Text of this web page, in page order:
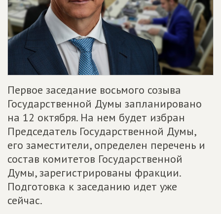
Первое заседание восьмого созыва
Государственной Думы запланировано
на 12 октября. На нем будет избран
Председатель Государственной Думы,
его заместители, определен перечень и
состав комитетов Государственной
Думы, зарегистрированы фракции.
Подготовка к заседанию идет уже
сейчас.